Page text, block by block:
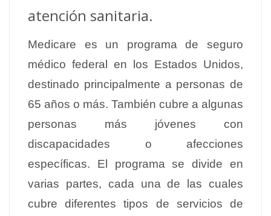
atención sanitaria.
Medicare es un programa de seguro
médico federal en los Estados Unidos,
destinado principalmente a personas de
65 años o más. También cubre a algunas
personas más jóvenes con
discapacidades o afecciones
específicas. El programa se divide en
varias partes, cada una de las cuales
cubre diferentes tipos de servicios de